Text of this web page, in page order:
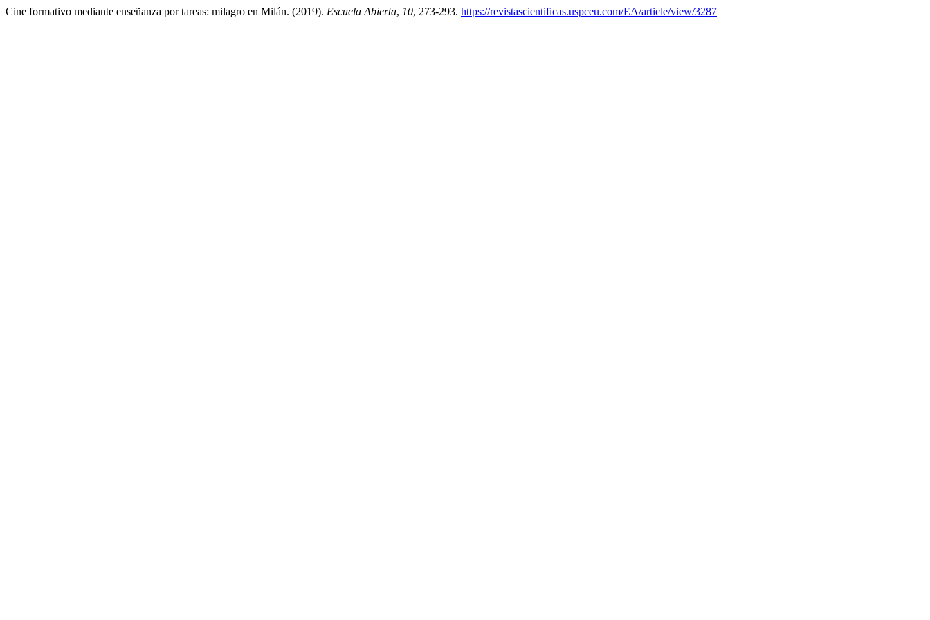
Cine formativo mediante enseñanza por tareas: milagro en Milán. (2019). Escuela Abierta, 10, 273-293. https://revistascientificas.uspceu.com/EA/article/view/3287